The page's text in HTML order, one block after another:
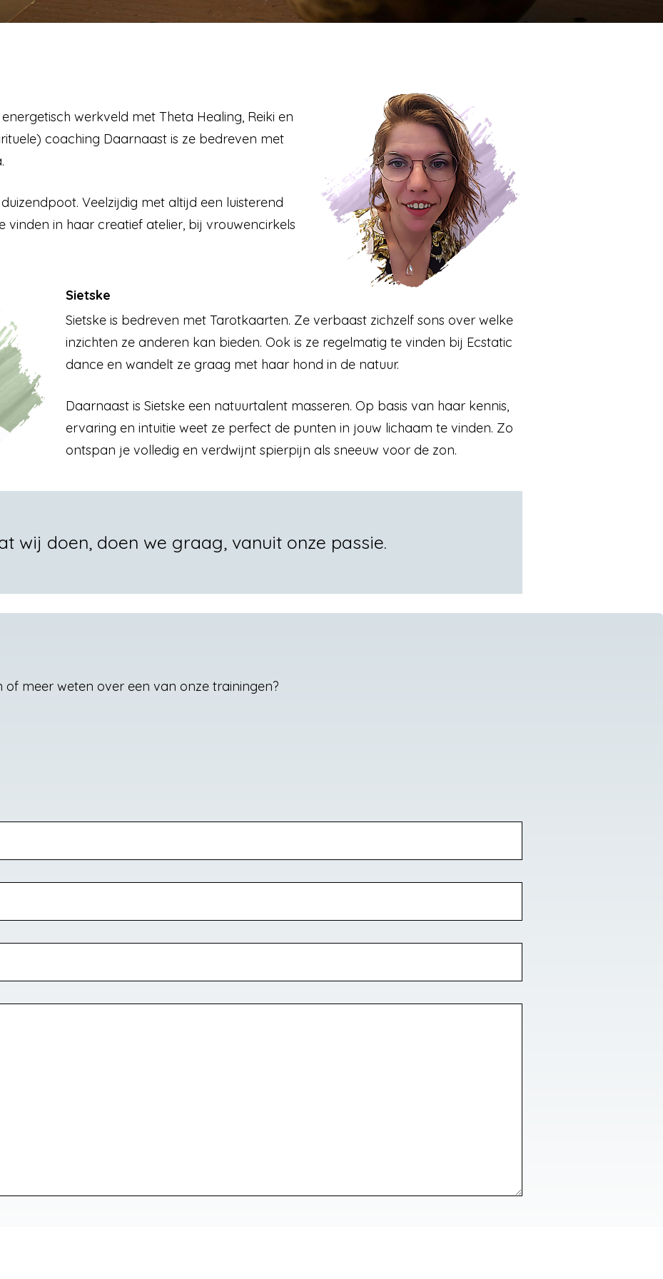
werkveld met Theta Healing, Reiki en
coaching Daarnaast is ze bedreven met
Veelzijdig met altijd een luisterend
vinden in haar creatief atelier, bij vrouwencirkels
Sietske
Sietske is bedreven met Tarotkaarten. Ze verbaast zichzelf sons over welke
inzichten ze anderen kan bieden. Ook is ze regelmatig te vinden bij Ecstatic
dance en wandelt ze graag met haar hond in de natuur.
Daarnaast is Sietske een natuurtalent masseren. Op basis van haar kennis,
ervaring en intuitie weet ze perfect de punten in jouw lichaam te vinden. Zo
ontspan je volledig en verdwijnt spierpijn als sneeuw voor de zon.
wij doen, doen we graag, vanuit onze passie.
of meer weten over een van onze trainingen?